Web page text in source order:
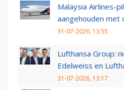
Malaysia Airlines-
aangehouden met
31-07-2026, 13:55
Lufthansa Group:
Edelweiss en
31-07-2026, 13:17